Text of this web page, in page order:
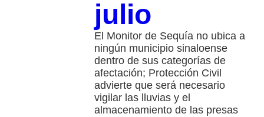
julio
El Monitor de Sequía no ubica a
ningún municipio sinaloense
dentro de sus categorías de
afectación; Protección Civil
advierte que será necesario
vigilar las lluvias y el
almacenamiento de las presas